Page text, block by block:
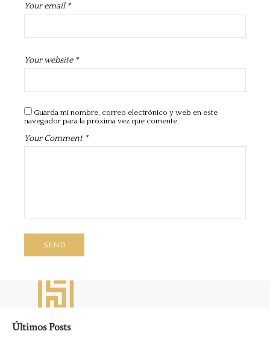
Your email *
Your website *
Guarda mi nombre, correo electrónico y web en este
navegador para la próxima vez que comente.
Your Comment *
Últimos Posts